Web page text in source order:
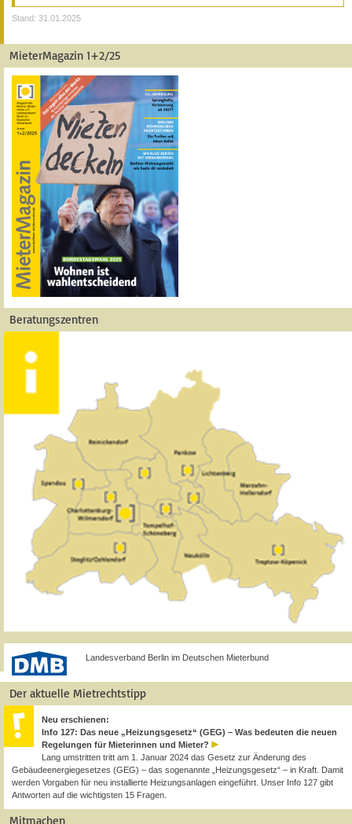
Stand: 31.01.2025
MieterMagazin 1+2/25
Beratungszentren
Landesverband Berlin im Deutschen Mieterbund
Der aktuelle Mietrechtstipp
Neu erschienen:
Info 127: Das neue „Heizungsgesetz“ (GEG) – Was bedeuten die neuen
Regelungen für Mieterinnen und Mieter?
Lang umstritten tritt am 1. Januar 2024 das Gesetz zur Änderung des
Gebäudeenergiegesetzes (GEG) – das sogenannte „Heizungsgesetz“ – in Kraft. Damit
werden Vorgaben für neu installierte Heizungsanlagen eingeführt. Unser Info 127 gibt
Antworten auf die wichtigsten 15 Fragen.
Mitmachen